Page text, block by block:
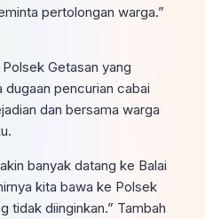
pertolongan warga.”
Getasan yang
dugaan pencurian cabai
dan bersama warga
banyak datang ke Balai
kita bawa ke Polsek
tidak diinginkan.” Tambah